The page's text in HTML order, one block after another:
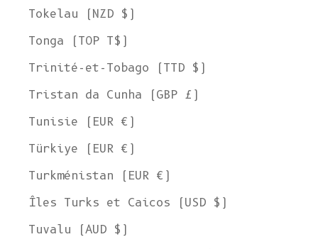
Tokelau (NZD $)
Tonga (TOP T$)
Trinité-et-Tobago (TTD $)
Tristan da Cunha (GBP £)
Tunisie (EUR €)
Türkiye (EUR €)
Turkménistan (EUR €)
Îles Turks et Caicos (USD $)
Tuvalu (AUD $)